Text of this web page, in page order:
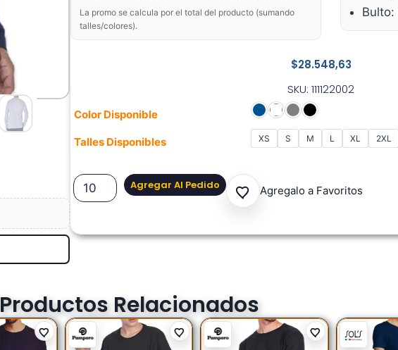
$28.548,63
SKU: 111122002
Color Disponible
Talles Disponibles XS S M L XL 2XL
Agregar Al Pedido Agregalo a Favoritos
La promo se calcula por el total del producto (sumando
talles/colores).
Bulto:
Productos Relacionados